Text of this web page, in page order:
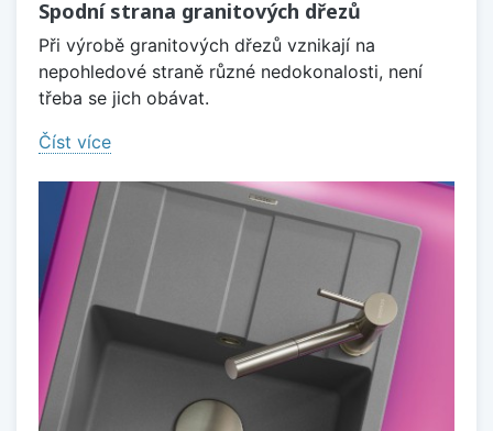
Spodní strana granitových dřezů
Při výrobě granitových dřezů vznikají na
nepohledové straně různé nedokonalosti, není
třeba se jich obávat.
Číst více